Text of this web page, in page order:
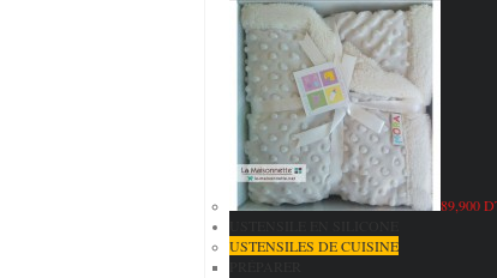
89,900
USTENSILES DE CUISINE